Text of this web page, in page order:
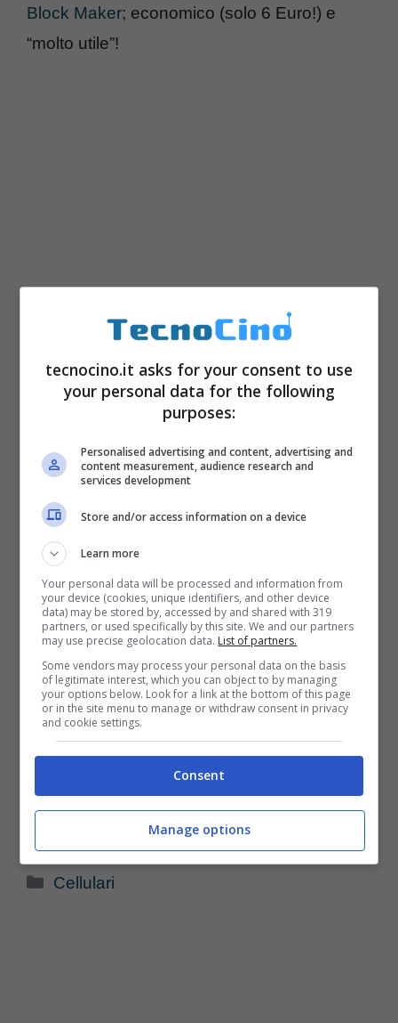
Block Maker; economico (solo 6 Euro!) e
“molto utile”!
Buon divertimento…e Buon lavoro!
Categorie
Cellulari
tecnocino.it asks for your consent to use
your personal data for the following
purposes:
Personalised advertising and content, advertising and
content measurement, audience research and
services development
Store and/or access information on a device
Learn more
Your personal data will be processed and information from
your device (cookies, unique identifiers, and other device
data) may be stored by, accessed by and shared with 319
partners, or used specifically by this site. We and our partners
may use precise geolocation data. List of partners.
Some vendors may process your personal data on the basis
of legitimate interest, which you can object to by managing
your options below. Look for a link at the bottom of this page
or in the site menu to manage or withdraw consent in privacy
and cookie settings.
Consent
Manage options